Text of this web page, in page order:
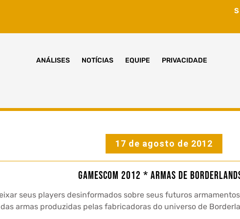
ANÁLISES NOTÍCIAS EQUIPE PRIVACIDADE
17 de agosto de 2012
Gamescom 2012 * Armas de
seus players desinformados sobre seus futuros
armas produzidas pelas fabricadoras do universo de